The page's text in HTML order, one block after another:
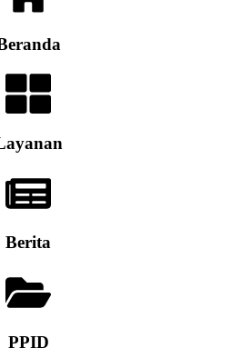
Berita
PPID